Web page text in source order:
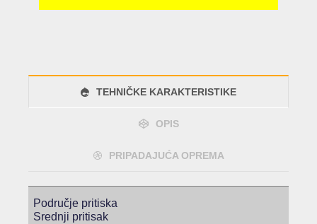
TEHNIČKE KARAKTERISTIKE
OPIS
PRIPADAJUĆA OPREMA
Područje pritiska
Srednji pritisak